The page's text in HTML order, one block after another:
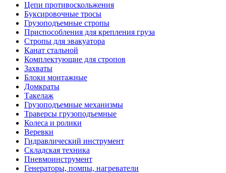
Цепи противоскольжения
Буксировочные тросы
Грузоподъемные стропы
Приспособления для крепления груза
Стропы для эвакуатора
Канат стальной
Комплектующие для стропов
Захваты
Блоки монтажные
Домкраты
Такелаж
Грузоподъемные механизмы
Траверсы грузоподъемные
Колеса и ролики
Веревки
Гидравлический инструмент
Складская техника
Пневмоинструмент
Генераторы, помпы, нагреватели